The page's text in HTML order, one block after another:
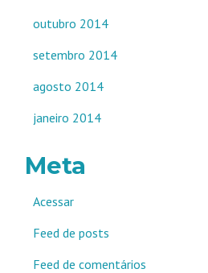
outubro 2014
setembro 2014
agosto 2014
janeiro 2014
Meta
Acessar
Feed de posts
Feed de comentários